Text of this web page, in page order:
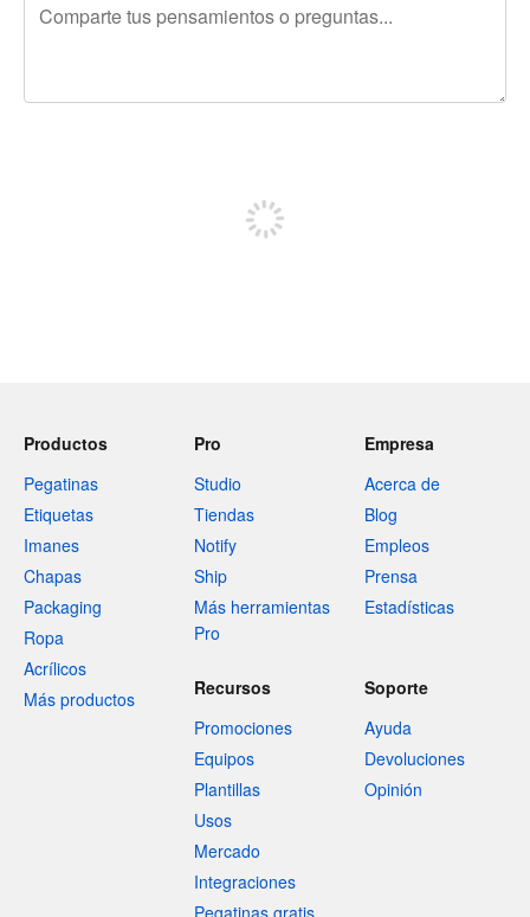
Productos
Pegatinas
Etiquetas
Imanes
Chapas
Packaging
Ropa
Acrílicos
Más productos
Pro
Studio
Tiendas
Notify
Ship
Más herramientas
Pro
Empresa
Acerca de
Blog
Empleos
Prensa
Estadísticas
Recursos
Promociones
Equipos
Plantillas
Usos
Mercado
Integraciones
Pegatinas gratis
Soporte
Ayuda
Devoluciones
Opinión